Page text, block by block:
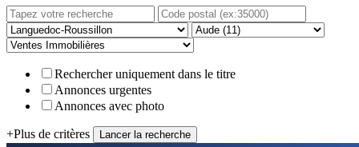
Rechercher uniquement dans le titre
Annonces urgentes
Annonces avec photo
+Plus de critères